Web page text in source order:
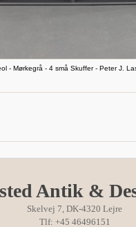
- Mørkegrå - 4 små Skuffer - Peter J.
Antik &
Skelvej 7, DK-4320 Lejre
Tlf: +45 46496151